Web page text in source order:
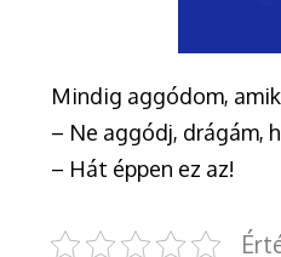
Mindig aggódom,
– Ne aggódj, drágám,
– Hát éppen ez az!